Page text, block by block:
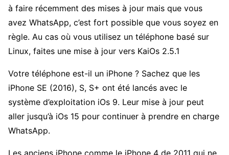
à faire récemment des mises à jour mais que vous
avez WhatsApp, c’est fort possible que vous soyez en
règle. Au cas où vous utilisez un téléphone basé sur
Linux, faites une mise à jour vers KaiOs 2.5.1
Votre téléphone est-il un iPhone ? Sachez que les
iPhone SE (2016), S, S+ ont été lancés avec le
système d’exploitation iOs 9. Leur mise à jour peut
aller jusqu’à iOs 15 pour continuer à prendre en charge
WhatsApp.